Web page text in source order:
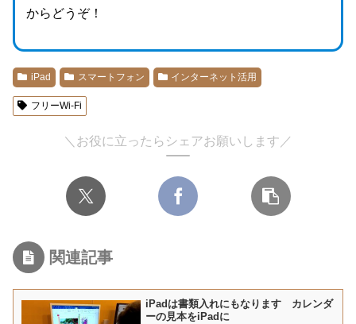
からどうぞ！
iPad スマートフォン インターネット活用
フリーWi-Fi
＼お役に立ったらシェアお願いします／
関連記事
iPadは書類入れにもなります カレンダ
ーの見本をiPadに